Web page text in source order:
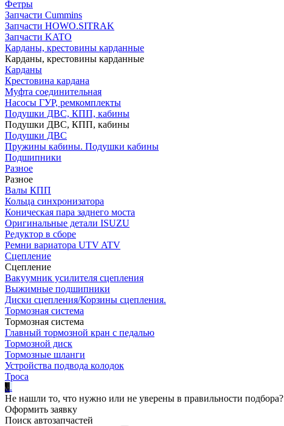
Фетры
Запчасти Cummins
Запчасти HOWO.SITRAK
Запчасти KATO
Карданы, крестовины карданные
Карданы, крестовины карданные
Карданы
Крестовина кардана
Муфта соединительная
Насосы ГУР, ремкомплекты
Подушки ДВС, КПП, кабины
Подушки ДВС, КПП, кабины
Подушки ДВС
Пружины кабины. Подушки кабины
Подшипники
Разное
Разное
Валы КПП
Кольца синхронизатора
Коническая пара заднего моста
Оригинальные детали ISUZU
Редуктор в сборе
Ремни вариатора UTV ATV
Сцепление
Сцепление
Вакуумник усилителя сцепления
Выжимные подшипники
Диски сцепления/Корзины сцепления.
Тормозная система
Тормозная система
Главный тормозной кран с педалью
Тормозной диск
Тормозные шланги
Устройства подвода колодок
Троса
...
Не нашли то, что нужно или не уверены в правильности подбора?
Оформить заявку
Поиск автозапчастей